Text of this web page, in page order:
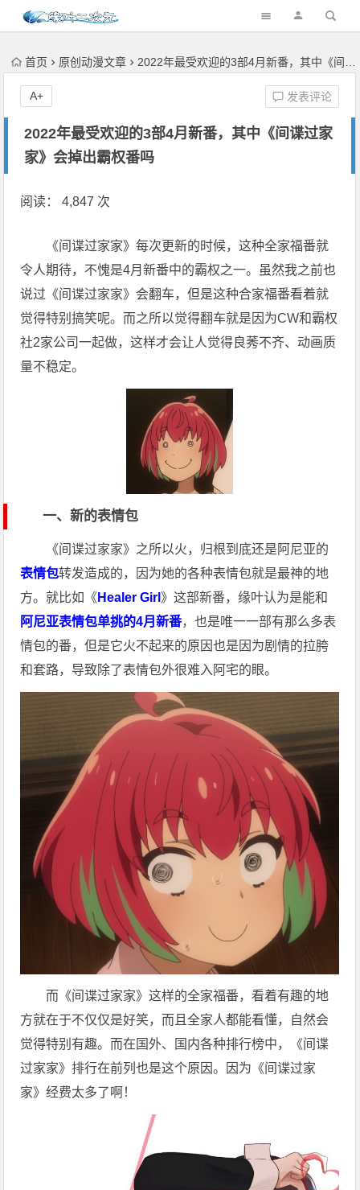
首页 原创动漫文章 2022年最受欢迎的3部4月新番，其中《间谍过家家》会掉出霸权番吗
2022年最受欢迎的3部4月新番，其中《间谍过家
家》会掉出霸权番吗
发表评论
A+
阅读： 4,847 次
《间谍过家家》每次更新的时候，这种全家福番就
令人期待，不愧是4月新番中的霸权之一。虽然我之前也
说过《间谍过家家》会翻车，但是这种合家福番看着就
觉得特别搞笑呢。而之所以觉得翻车就是因为CW和霸权
社2家公司一起做，这样才会让人觉得良莠不齐、动画质
量不稳定。
一、新的表情包
《间谍过家家》之所以火，归根到底还是阿尼亚的
表情包转发造成的，因为她的各种表情包就是最神的地
方。就比如《 Healer Girl 》这部新番，缘叶认为是能和
阿尼亚表情包单挑的4月新番，也是唯一一部有那么多表
情包的番，但是它火不起来的原因也是因为剧情的拉胯
和套路，导致除了表情包外很难入阿宅的眼。
而《间谍过家家》这样的全家福番，看着有趣的地
方就在于不仅仅是好笑，而且全家人都能看懂，自然会
觉得特别有趣。而在国外、国内各种排行榜中，《间谍
过家家》排行在前列也是这个原因。因为《间谍过家
家》经费太多了啊！